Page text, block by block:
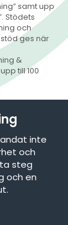
samt upp
Stödets
och
ges när
&
till 100
inte
och
steg
och en